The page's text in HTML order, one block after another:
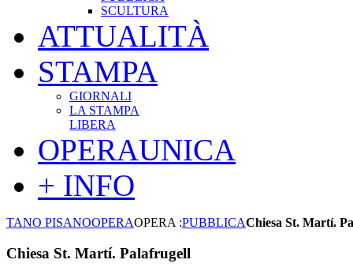
SCULTURA
ATTUALITÀ
STAMPA
GIORNALI
LA STAMPA
LIBERA
OPERAUNICA
+ INFO
TANO PISANOOPERAOPERA :PUBBLICAChiesa St. Martí.
Chiesa St. Martí. Palafrugell